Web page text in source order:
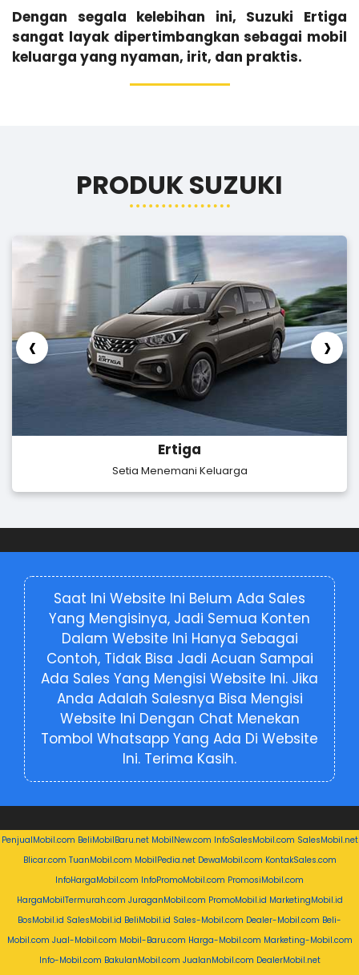
Dengan segala kelebihan ini, Suzuki Ertiga
sangat layak dipertimbangkan sebagai mobil
keluarga yang nyaman, irit, dan praktis.
PRODUK SUZUKI
Ertiga
Setia Menemani Keluarga
‹ ›
Saat Ini Website Ini Belum Ada Sales
Yang Mengisinya, Jadi Semua Konten
Dalam Website Ini Hanya Sebagai
Contoh, Tidak Bisa Jadi Acuan Sampai
Ada Sales Yang Mengisi Website Ini. Jika
Anda Adalah Salesnya Bisa Mengisi
Website Ini Dengan Chat Menekan
Tombol Whatsapp Yang Ada Di Website
Ini. Terima Kasih.
PenjualMobil.com BeliMobilBaru.net MobilNew.com InfoSalesMobil.com SalesMobil.net
Blicar.com TuanMobil.com MobilPedia.net DewaMobil.com KontakSales.com
InfoHargaMobil.com InfoPromoMobil.com PromosiMobil.com
HargaMobilTermurah.com JuraganMobil.com PromoMobil.id MarketingMobil.id
BosMobil.id SalesMobil.id BeliMobil.id Sales-Mobil.com Dealer-Mobil.com Beli-
Mobil.com Jual-Mobil.com Mobil-Baru.com Harga-Mobil.com Marketing-Mobil.com
Info-Mobil.com BakulanMobil.com JualanMobil.com DealerMobil.net